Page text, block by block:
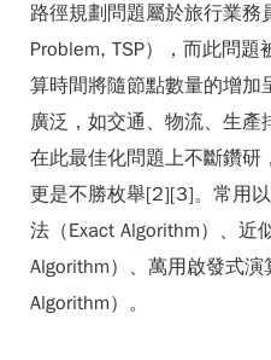
路徑規劃問題屬於旅行業務
Problem, TSP），而此問
算時間將隨節點數量的增加
廣泛，如交通、物流、生
在此最佳化問題上不斷鑽研
更是不勝枚舉[2][3]。常用
法（Exact Algorithm）、近
Algorithm）、萬用啟發式
Algorithm）。